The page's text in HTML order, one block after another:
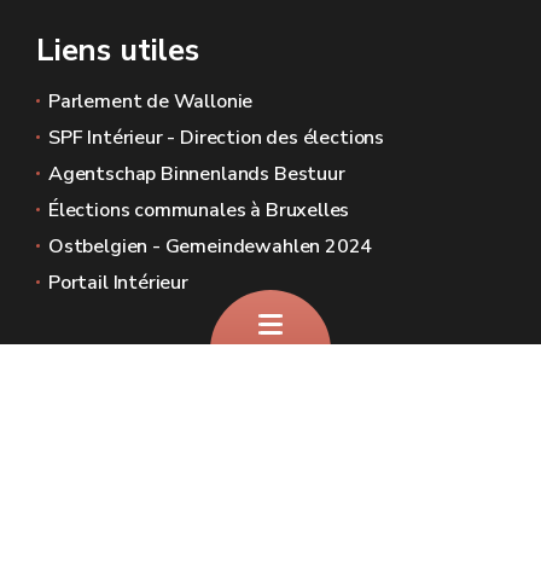
Coordonnées utiles :
Commission de contrôle des
communications du Parlement de
Wallonie.
NAMUR
Le Parlement de Wallonie
Liens utiles
Parlement de Wallonie
SPF Intérieur - Direction des élections
Agentschap Binnenlands Bestuur
Élections communales à Bruxelles
Ostbelgien - Gemeindewahlen 2024
Portail Intérieur